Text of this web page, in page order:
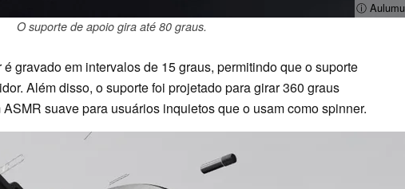
ⓘ Aulumu
O suporte de apoio gira até 80 graus.
gravado em intervalos de 15 graus, permitindo que o suporte
Além disso, o suporte foi projetado para girar 360 graus
suave para usuários inquietos que o usam como spinner.